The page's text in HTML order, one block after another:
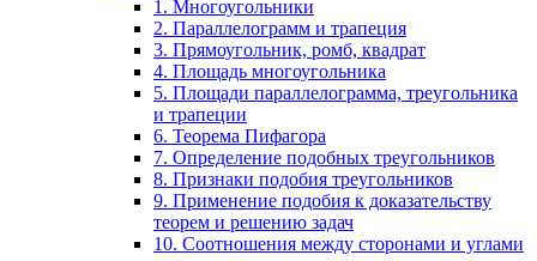
1. Многоугольники
2. Параллелограмм и трапеция
3. Прямоугольник, ромб, квадрат
4. Площадь многоугольника
5. Площади параллелограмма, треугольника
и трапеции
6. Теорема Пифагора
7. Определение подобных треугольников
8. Признаки подобия треугольников
9. Применение подобия к доказательству
теорем и решению задач
10. Соотношения между сторонами и углами